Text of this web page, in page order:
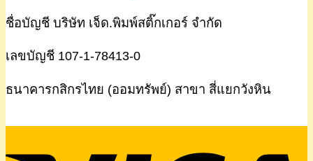
ชื่อบัญชี บริษัท เจ็ด.พิมพ์สติ๊กเกอร์ จำกัด
เลขบัญชี 107-1-78413-0
ธนาคารกสิกรไทย (ออมทรัพย์) สาขา สี่แยกวังหิน